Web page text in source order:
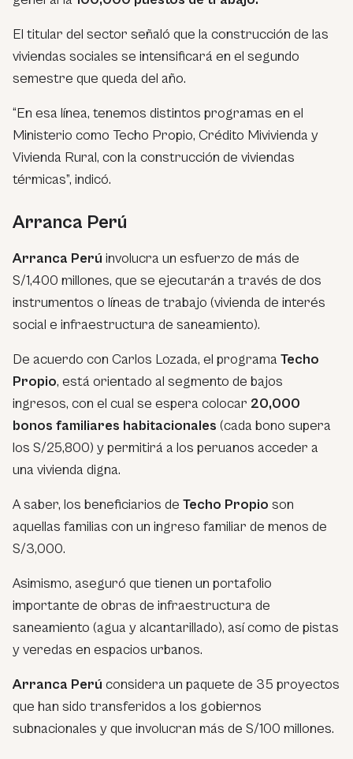
El titular del sector señaló que la construcción de las
viviendas sociales se intensificará en el segundo
semestre que queda del año.
“En esa línea, tenemos distintos programas en el
Ministerio como Techo Propio, Crédito Mivivienda y
Vivienda Rural, con la construcción de viviendas
térmicas”, indicó.
Arranca Perú
Arranca Perú involucra un esfuerzo de más de
S/1,400 millones, que se ejecutarán a través de dos
instrumentos o líneas de trabajo (vivienda de interés
social e infraestructura de saneamiento).
De acuerdo con Carlos Lozada, el programa Techo
Propio, está orientado al segmento de bajos
ingresos, con el cual se espera colocar 20,000
bonos familiares habitacionales (cada bono supera
los S/25,800) y permitirá a los peruanos acceder a
una vivienda digna.
A saber, los beneficiarios de Techo Propio son
aquellas familias con un ingreso familiar de menos de
S/3,000.
Asimismo, aseguró que tienen un portafolio
importante de obras de infraestructura de
saneamiento (agua y alcantarillado), así como de pistas
y veredas en espacios urbanos.
Arranca Perú considera un paquete de 35 proyectos
que han sido transferidos a los gobiernos
subnacionales y que involucran más de S/100 millones.